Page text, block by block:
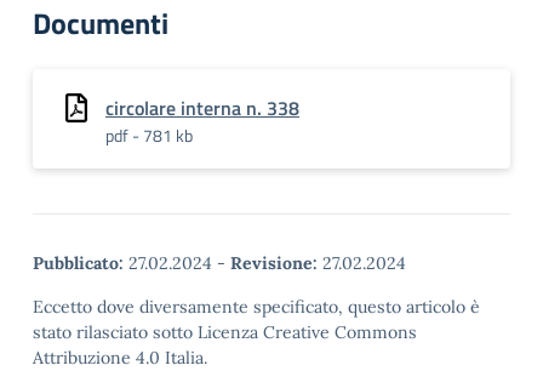
Documenti
circolare interna n. 338
pdf - 781 kb
Pubblicato: 27.02.2024 - Revisione: 27.02.2024
Eccetto dove diversamente specificato, questo articolo è
stato rilasciato sotto Licenza Creative Commons
Attribuzione 4.0 Italia.